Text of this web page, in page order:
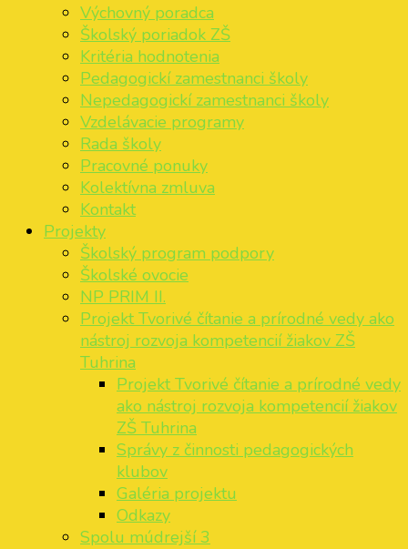
Výchovný poradca
Školský poriadok ZŠ
Kritéria hodnotenia
Pedagogickí zamestnanci školy
Nepedagogickí zamestnanci školy
Vzdelávacie programy
Rada školy
Pracovné ponuky
Kolektívna zmluva
Kontakt
Projekty
Školský program podpory
Školské ovocie
NP PRIM II.
Projekt Tvorivé čítanie a prírodné vedy ako
nástroj rozvoja kompetencií žiakov ZŠ
Tuhrina
Projekt Tvorivé čítanie a prírodné vedy
ako nástroj rozvoja kompetencií žiakov
ZŠ Tuhrina
Správy z činnosti pedagogických
klubov
Galéria projektu
Odkazy
Spolu múdrejší 3